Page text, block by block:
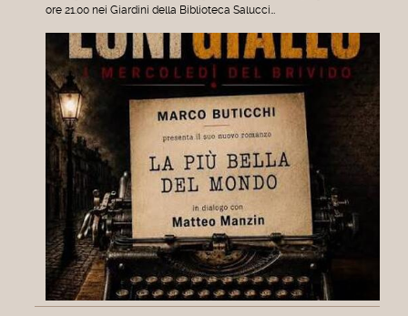
ore 21.00 nei Giardini della Biblioteca Salucci…